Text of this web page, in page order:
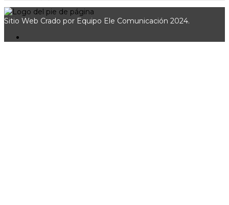
Sitio Web Crado por Equipo Ele Comunicación 2024.